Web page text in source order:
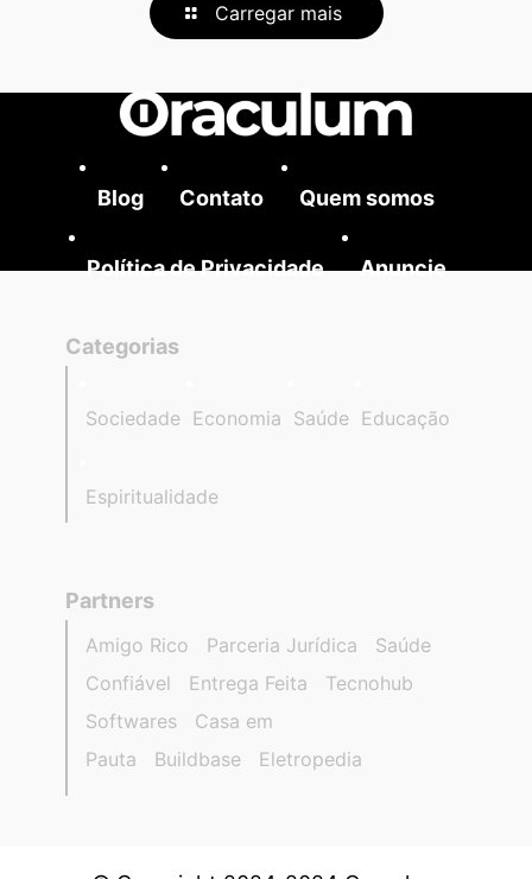
Carregar mais
Blog Contato Quem somos
Política de Privacidade Anuncie
Categorias
Sociedade Economia Saúde Educação
Espiritualidade
Partners
Amigo Rico Parceria Jurídica
Saúde
Confiável
Entrega Feita
Tecnohub
Softwares
Casa em
Pauta
Buildbase Eletropedia